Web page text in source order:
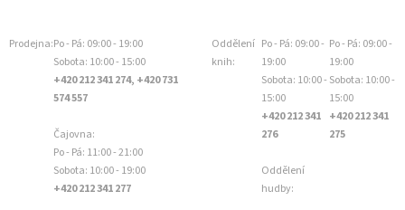
Prodejna:Po - Pá: 09:00 - 19:00
Sobota: 10:00 - 15:00
+420 212 341 274, +420 731
574 557
Čajovna:
Po - Pá: 11:00 - 21:00
Sobota: 10:00 - 19:00
+420 212 341 277
Oddělení
knih:
Po - Pá: 09:00 -
19:00
Sobota: 10:00 -
15:00
+420 212 341
276
Oddělení
hudby:
Po - Pá: 09:00 -
19:00
Sobota: 10:00 -
15:00
+420 212 341
275